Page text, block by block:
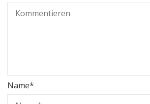
Name*